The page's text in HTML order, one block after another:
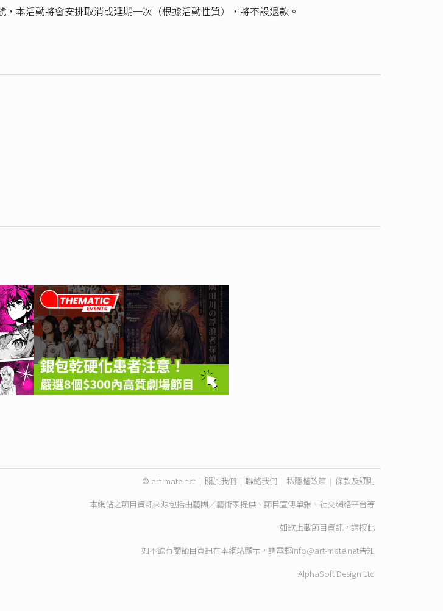
本活動將會安排取消或延期一次（根據活動性質），將不設退款。
© art-mate.net | 關於我們 | 聯絡我們 | 私隱權政策 | 條款及細則
本網站之節目資訊來源包括由藝團／藝術家提供、節目宣傳單張、社交網絡平台等
如欲上載節目資訊，請按此
如不欲有關節目資訊在本網站顯示，請電郵info@art-mate.net告知
AlphaSoft Design Ltd